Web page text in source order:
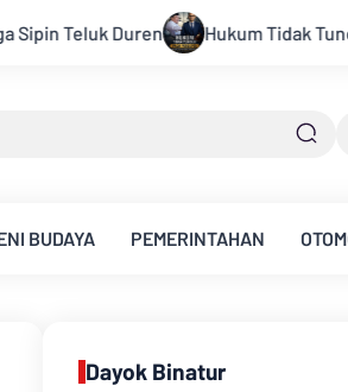
pada Persepsi: Kritik Terhadap
BUDAYA PEMERINTAHAN
Dayok Binatur